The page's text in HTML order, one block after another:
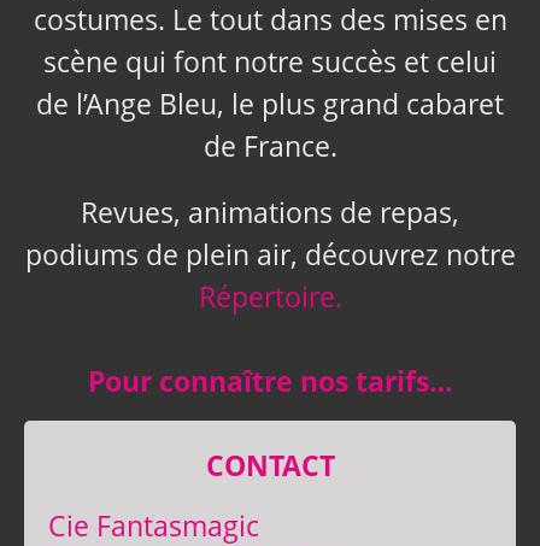
costumes. Le tout dans des mises en
scène qui font notre succès et celui
de l’Ange Bleu, le plus grand cabaret
de France.
Revues, animations de repas,
podiums de plein air, découvrez notre
Répertoire.
Pour connaître nos tarifs…
CONTACT
Cie Fantasmagic